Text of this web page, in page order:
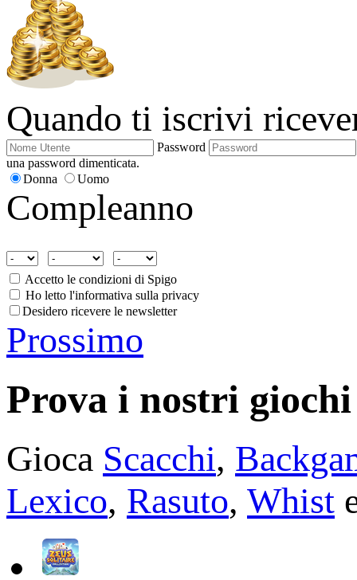
Quando ti iscrivi
Password
una password dimenticata.
Donna
Uomo
Compleanno
Accetto le condizioni di Spigo
Ho letto l'informativa sulla privacy
Desidero ricevere le newsletter
Prossimo
Prova i nostri giochi
Gioca Scacchi,
Lexico, Rasuto, Whist